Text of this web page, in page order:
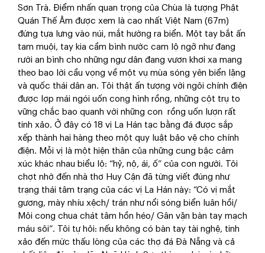
Sơn Trà. Điểm nhấn quan trọng của Chùa là tượng Phật
Quán Thế Âm được xem là cao nhất Việt Nam (67m)
đứng tựa lưng vào núi, mắt hướng ra biển. Một tay bắt ấn
tam muội, tay kia cầm bình nước cam lộ ngỡ như đang
rưới an bình cho những ngư dân đang vươn khơi xa mang
theo bao lời cầu vọng về một vụ mùa sóng yên biển lặng
và quốc thái dân an. Tôi thật ấn tượng với ngôi chính điện
được lợp mái ngói uốn cong hình rồng, những cột trụ to
vững chắc bao quanh với những con rồng uốn lượn rất
tinh xảo. Ở đây có 18 vị La Hán tạc bằng đá được sắp
xếp thành hai hàng theo một quy luật bảo vệ cho chính
điện. Mỗi vị là một hiện thân của những cung bậc cảm
xúc khác nhau biểu lộ: “hỷ, nộ, ái, ố” của con người. Tôi
chợt nhớ đến nhà thơ Huy Cận đã từng viết đúng như
trạng thái tâm trạng của các vị La Hán này: “Có vị mắt
gương, mày nhíu xệch/ trán như nổi sóng biển luân hồi/
Môi cong chua chát tâm hồn héo/ Gân vặn bàn tay mạch
máu sôi”. Tôi tự hỏi: nếu không có bàn tay tài nghệ, tinh
xảo đến mức thấu lòng của các thợ đá Đà Nẵng và cả